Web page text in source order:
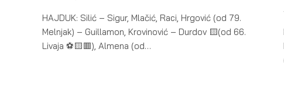
HAJDUK: Silić – Sigur, Mlačić, Raci, Hrgović (od 79.
Melnjak) – Guillamon, Krovinović – Durdov 🟨(od 66.
Livaja ⚽🟨🟥), Almena (od…